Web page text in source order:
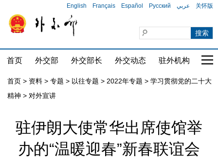
English Français Español Русский عربي 关怀版
首页 外交部 外交部长 外交动态 驻外机构 国
首页 > 资料 > 专题 > 以往专题 > 2022年专题 > 学习贯彻党的二十大
精神 > 对外宣讲
驻伊朗大使常华出席使馆举
办的“温暖迎春”新春联谊会